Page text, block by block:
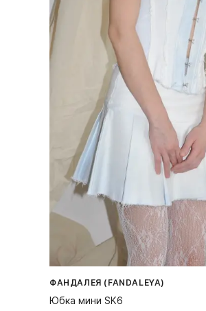
ФАНДАЛЕЯ (FANDALEYA)
Юбка мини SK6